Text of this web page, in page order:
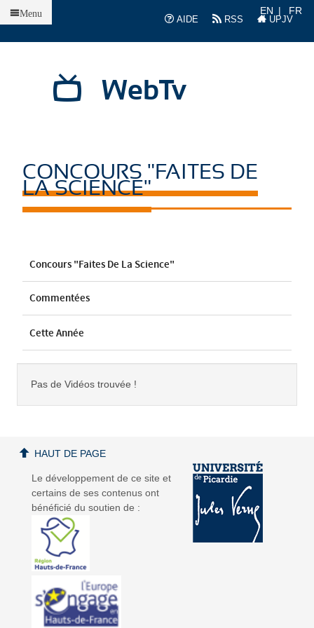
AIDE
RSS UPJV
EN FR
WebTv
Menu
CONCOURS "FAITES DE
LA SCIENCE"
Concours "Faites De La Science"
Commentées
Cette Année
Pas de Vidéos trouvée !
Le développement de ce site et
certains de ses contenus ont
bénéficié du soutien de :
HAUT DE PAGE